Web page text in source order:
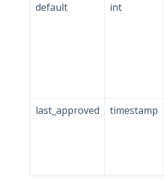
default
int
last_approved
timestamp